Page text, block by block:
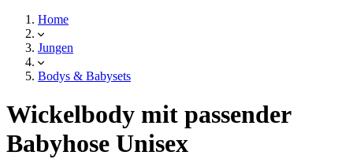
Home
Jungen
Bodys & Babysets
Wickelbody mit passender
Babyhose Unisex